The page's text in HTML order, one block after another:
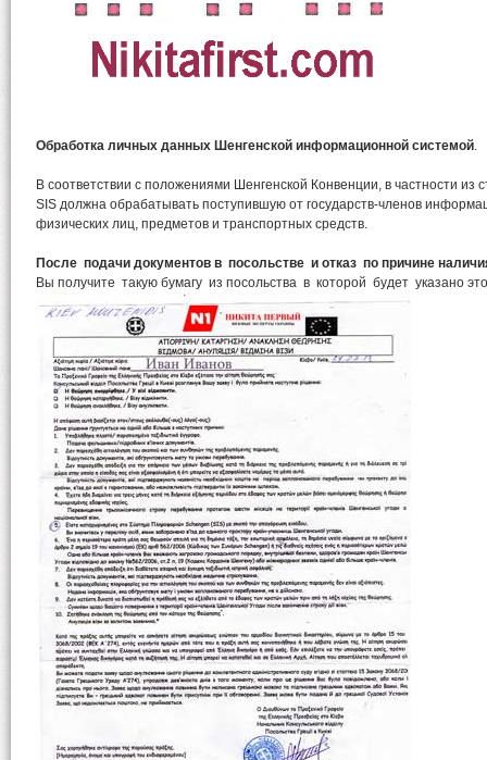
Обработка личных данных Шенгенской информационной системой
В соответствии с положениями Шенгенской Конвенции, в частности из
SIS должна обрабатывать поступившую от государств-членов
физических лиц, предметов и транспортных средств.
После подачи документов в посольстве и отказ по причине
Вы получите такую бумагу из посольства в которой будет указано